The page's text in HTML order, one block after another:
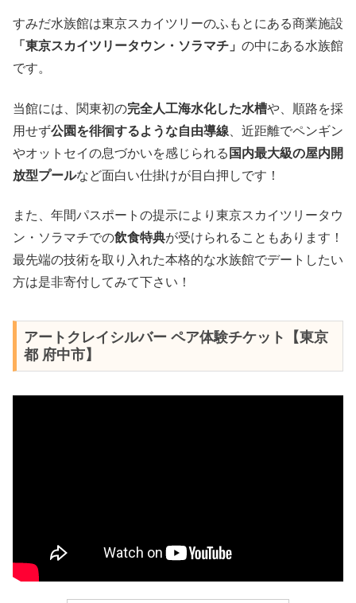
すみだ水族館は東京スカイツリーのふもとにある商業施設
「東京スカイツリータウン・ソラマチ」 の中にある水族館
です。
当館には、関東初の完全人工海水化した水槽や、順路を採
用せず公園を徘徊するような自由導線 、近距離でペンギン
やオットセイの息づかいを感じられる 国内最大級の屋内開
放型プールなど面白い仕掛けが目白押しです！
また、年間パスポートの提示により東京スカイツリータウ
ン・ソラマチでの飲食特典が受けられることもあります！
最先端の技術を取り入れた本格的な水族館でデートしたい
方は是非寄付してみて下さい！
アートクレイシルバー ペア体験チケット【東京
都 府中市】